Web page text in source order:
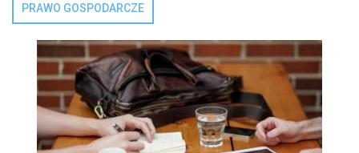
PRAWO GOSPODARCZE